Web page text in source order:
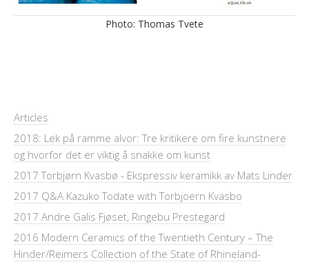
Photo: Thomas Tvete
Articles
2018: Lek på ramme alvor: Tre kritikere om fire kunstnere
og hvorfor det er viktig å snakke om kunst
2017 Torbjørn Kvasbø - Ekspressiv keramikk av Mats Linder
2017 Q&A Kazuko Todate with Torbjoern Kvasbo
2017 Andre Galis Fjøset, Ringebu Prestegard
2016 Modern Ceramics of the Twentieth Century – The
Hinder/Reimers Collection of the State of Rhineland-